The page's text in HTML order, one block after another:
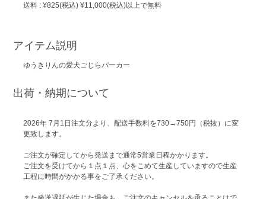
送料 : ¥825(税込) ¥11,000(税込)以上で無料
アイテム説明
ゆうきりんの愛犬ごじらパーカー
出荷・納期について
2026年 7月1日注文分より、配送手数料を730→750円（税抜）に変
更致します。
ご注文が確定してから発送まで通常5営業日程かかります。
ご注文を受けてから１点１点、心をこめて生産していますので生産
工程に時間がかかる事をご了承ください。